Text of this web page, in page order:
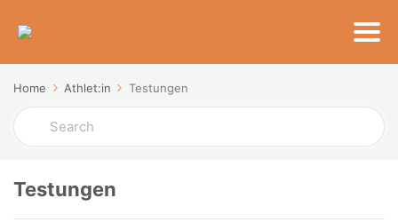
Home Athlet:in Testungen
Search
For
Testungen